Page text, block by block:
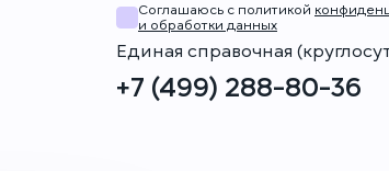
Соглашаюсь с политикой
и обработки данных
Единая справочная
+7 (499) 288-80-36